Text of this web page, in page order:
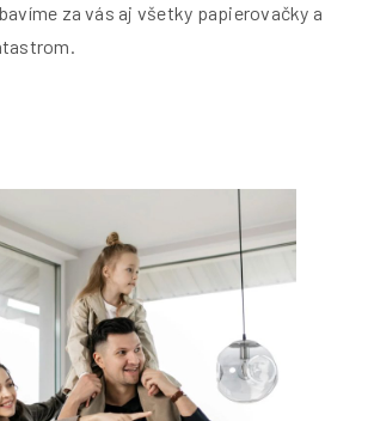
za vás aj všetky papierovačky a